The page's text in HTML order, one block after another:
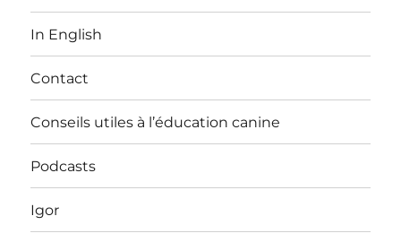
In English
Contact
Conseils utiles à l’éducation canine
Podcasts
Igor